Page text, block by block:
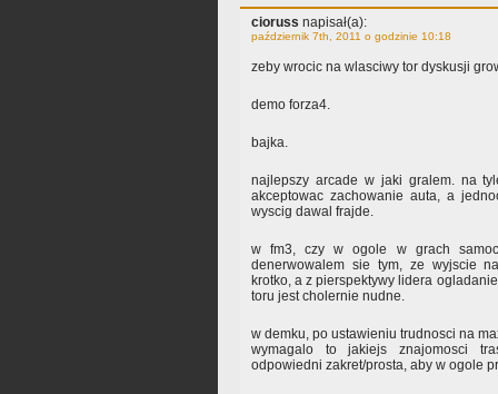
cioruss napisał(a):
październik 7th, 2011 o godzinie 10:18
zeby wrocic na wlasciwy tor dyskusji
demo forza4.
bajka.
najlepszy arcade w jaki gralem. na
akceptowac zachowanie auta, a
wyscig dawal frajde.
w fm3, czy w ogole w grach
denerwowalem sie tym, ze wyjscie
krotko, a z pierspektywy lidera
toru jest cholernie nudne.
w demku, po ustawieniu trudnosci na
wymagalo to jakiejs znajomosci
odpowiedni zakret/prosta, aby w ogole